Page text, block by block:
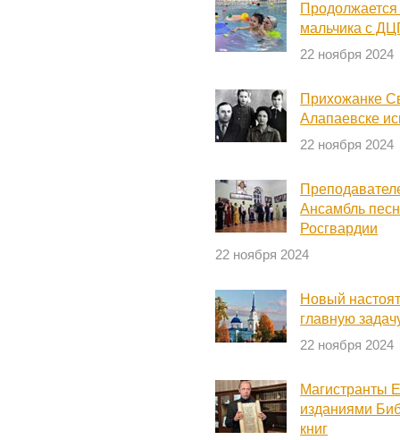
Продолжается
мальчика с
22 ноября 2024
Прихожанке
Алапаевске
22 ноября 2024
Ансамбль
Росгвардии
22 ноября 2024
Новый
главную
22 ноября 2024
Магистранты
изданиями
книг